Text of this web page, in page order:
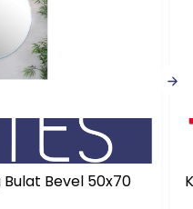
Bevel 50x70